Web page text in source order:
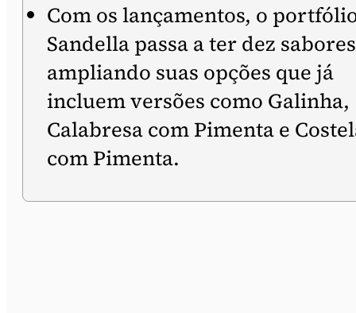
Com os lançamentos, o
Sandella passa a ter dez
ampliando suas opções que já
incluem versões como Galinha,
Calabresa com Pimenta e
com Pimenta.